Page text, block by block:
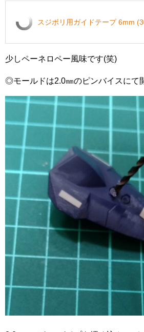
スジボリ用ガイドテープ 6mm
少しペーネロペー風味です(笑)
◎モールドは2.0㎜のピンバイスにて